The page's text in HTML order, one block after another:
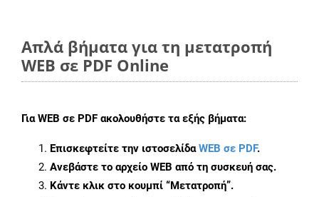
Απλά βήματα για τη μετατροπή
WEB σε PDF Online
ΓιαWEB σε PDF ακολουθήστε τα εξής βήματα:
Επισκεφτείτε την ιστοσελίδαWEB σε PDF.
Ανεβάστε το αρχείο WEB από τη συσκευή σας.
Κάντε κλικ στο κουμπί “Μετατροπή”.